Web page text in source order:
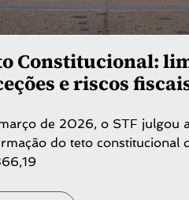
Constitucional:
e riscos
de 2026, o STF julgou
do teto constitucional